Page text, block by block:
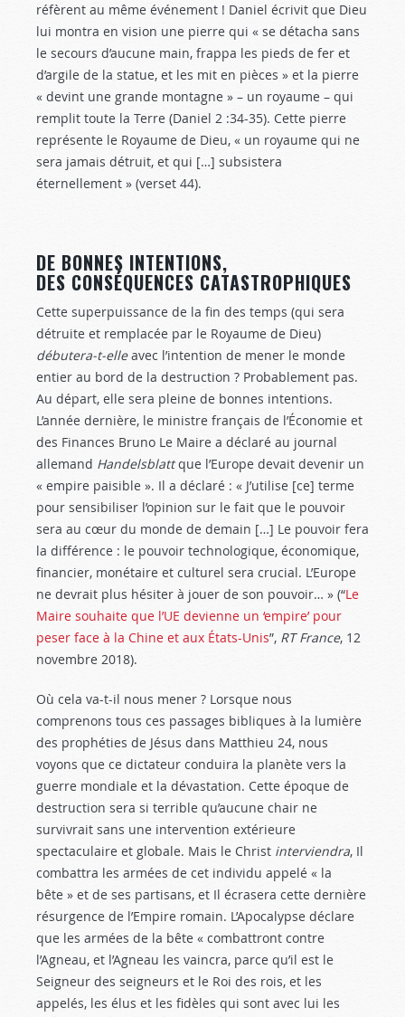
réfèrent au même événement ! Daniel écrivit que Dieu
lui montra en vision une pierre qui « se détacha sans
le secours d’aucune main, frappa les pieds de fer et
d’argile de la statue, et les mit en pièces » et la pierre
« devint une grande montagne » – un royaume – qui
remplit toute la Terre (Daniel 2 :34-35). Cette pierre
représente le Royaume de Dieu, « un royaume qui ne
sera jamais détruit, et qui […] subsistera
éternellement » (verset 44).
DE BONNES INTENTIONS,
DES CONSÉQUENCES CATASTROPHIQUES
Cette superpuissance de la fin des temps (qui sera
détruite et remplacée par le Royaume de Dieu)
débutera-t-elleavec l’intention de mener le monde
entier au bord de la destruction ? Probablement pas.
Au départ, elle sera pleine de bonnes intentions.
L’année dernière, le ministre français de l’Économie et
des Finances Bruno Le Maire a déclaré au journal
allemand Handelsblattque l’Europe devait devenir un
« empire paisible ». Il a déclaré : « J’utilise [ce] terme
pour sensibiliser l’opinion sur le fait que le pouvoir
sera au cœur du monde de demain […] Le pouvoir fera
la différence : le pouvoir technologique, économique,
financier, monétaire et culturel sera crucial. L’Europe
ne devrait plus hésiter à jouer de son pouvoir… » (“Le
Maire souhaite que l’UE devienne un ‘empire’ pour
peser face à la Chine et aux États-Unis”, RT France, 12
novembre 2018).
Où cela va-t-il nous mener ? Lorsque nous
comprenons tous ces passages bibliques à la lumière
des prophéties de Jésus dans Matthieu 24, nous
voyons que ce dictateur conduira la planète vers la
guerre mondiale et la dévastation. Cette époque de
destruction sera si terrible qu’aucune chair ne
survivrait sans une intervention extérieure
spectaculaire et globale. Mais le Christ interviendra, Il
combattra les armées de cet individu appelé « la
bête » et de ses partisans, et Il écrasera cette dernière
résurgence de l’Empire romain. L’Apocalypse déclare
que les armées de la bête « combattront contre
l’Agneau, et l’Agneau les vaincra, parce qu’il est le
Seigneur des seigneurs et le Roi des rois, et les
appelés, les élus et les fidèles qui sont avec lui les